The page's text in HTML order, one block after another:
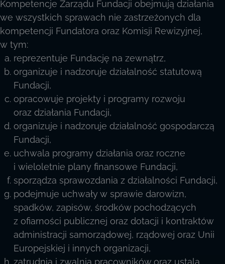
Kompetencje Zarządu Fundacji obejmują działania
we wszystkich sprawach nie zastrzeżonych dla
kompetencji Fundatora oraz Komisji Rewizyjnej,
w tym:
reprezentuje Fundację na zewnątrz,
organizuje i nadzoruje działalność statutową
Fundacji,
opracowuje projekty i programy rozwoju
oraz działania Fundacji,
organizuje i nadzoruje działalność gospodarczą
Fundacji,
uchwala programy działania oraz roczne
i wieloletnie plany finansowe Fundacji,
sporządza sprawozdania z działalności Fundacji,
podejmuje uchwały w sprawie darowizn,
spadków, zapisów, środków pochodzących
z ofiarności publicznej oraz dotacji i kontraktów
administracji samorządowej, rządowej oraz Unii
Europejskiej i innych organizacji,
zatrudnia i zwalnia pracowników oraz ustala